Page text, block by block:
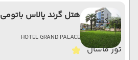
تور کیش
تور ماسال
هتل گرند پالاس باتومی
HOTEL GRAND PALACE